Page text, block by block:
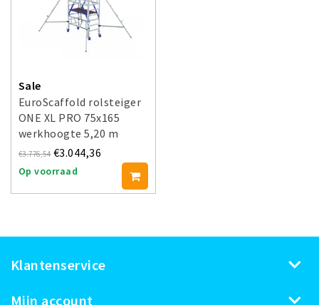
Sale
EuroScaffold rolsteiger
ONE XL PRO 75x165
werkhoogte 5,20 m
€3.776,54 €3.044,36
Op voorraad
Klantenservice
Mijn account